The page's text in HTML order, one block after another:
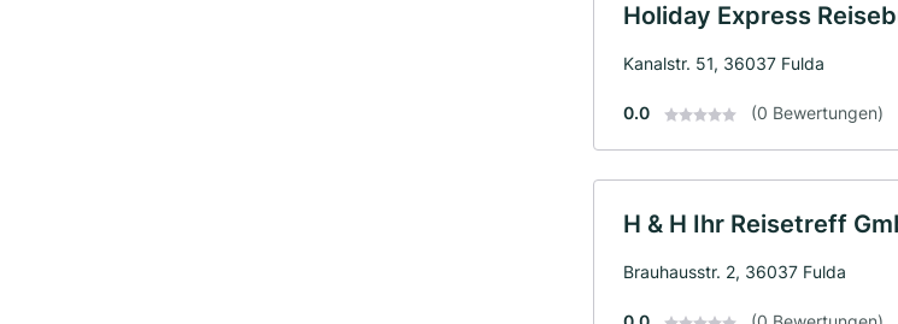
Holiday Express
Kanalstr. 51, 36037 Fulda
0.0 (0 Bewertungen)
H & H Ihr Reisetreff
Brauhausstr. 2, 36037 Fulda